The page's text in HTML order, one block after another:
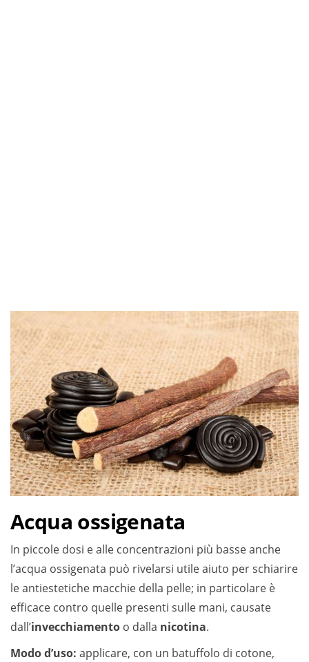
Acqua ossigenata
In piccole dosi e alle concentrazioni più basse anche
l’acqua ossigenata può rivelarsi utile aiuto per schiarire
le antiestetiche macchie della pelle; in particolare è
efficace contro quelle presenti sulle mani, causate
dall’invecchiamento o dalla nicotina.
Modo d’uso: applicare, con un batuffolo di cotone,